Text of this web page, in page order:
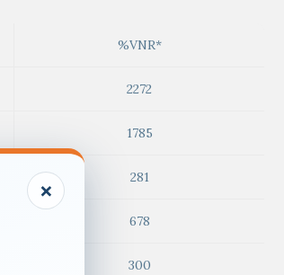
%VNR*
2272
1785
281
678
300
×